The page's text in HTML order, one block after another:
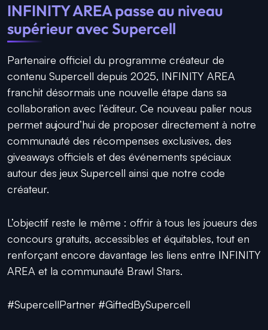
INFINITY AREA passe au niveau
supérieur avec Supercell
Partenaire officiel du programme créateur de
contenu Supercell depuis 2025, INFINITY AREA
franchit désormais une nouvelle étape dans sa
collaboration avec l’éditeur. Ce nouveau palier nous
permet aujourd’hui de proposer directement à notre
communauté des récompenses exclusives, des
giveaways officiels et des événements spéciaux
autour des jeux Supercell ainsi que notre code
créateur.
L’objectif reste le même : offrir à tous les joueurs des
concours gratuits, accessibles et équitables, tout en
renforçant encore davantage les liens entre INFINITY
AREA et la communauté Brawl Stars.
#SupercellPartner #GiftedBySupercell